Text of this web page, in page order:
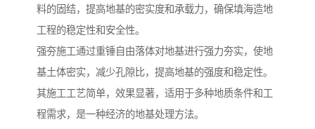
料的固结，提高地基的密实度和承载力，确保填海造地
工程的稳定性和安全性。
强夯施工通过重锤自由落体对地基进行强力夯实，使地
基土体密实，减少孔隙比，提高地基的强度和稳定性。
其施工工艺简单，效果显著，适用于多种地质条件和工
程需求，是一种经济的地基处理方法。